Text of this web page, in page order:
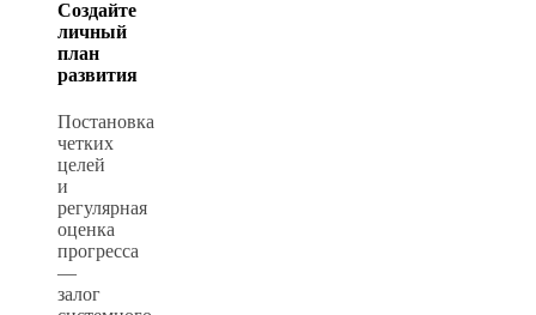
Создайте
личный
план
развития
Постановка
четких
целей
и
регулярная
оценка
прогресса
—
залог